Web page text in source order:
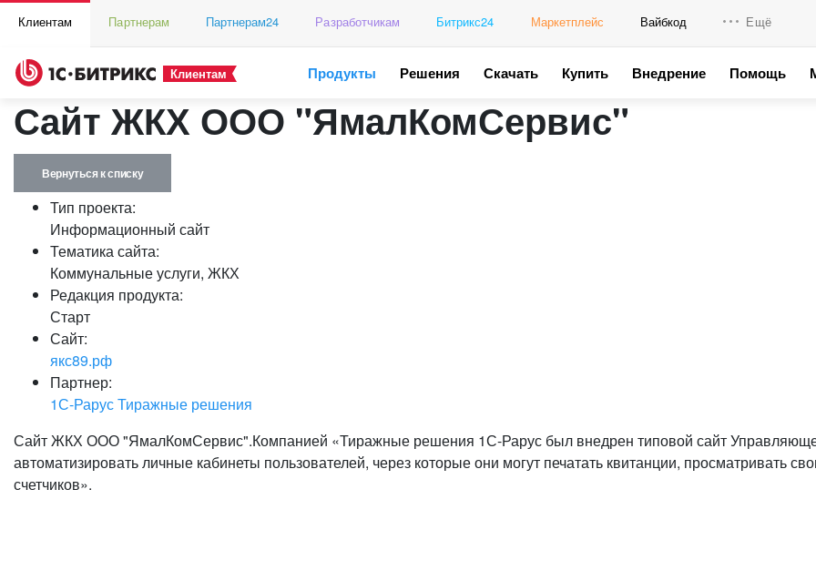
Клиентам Партнерам Партнерам24 Разработчикам Битрикс24 Маркетплейс Вайбкод Ещё
Клиентам Продукты Решения Скачать Купить Внедрение Помощь
Сайт ЖКХ ООО "ЯмалКомСервис"
Вернуться к списку
Тип проекта:
Информационный сайт
Тематика сайта:
Коммунальные услуги, ЖКХ
Редакция продукта:
Старт
Сайт:
якс89.рф
Партнер:
1С-Рарус Тиражные решения
Сайт ЖКХ ООО "ЯмалКомСервис".Компанией «Тиражные решения 1С-Рарус был внедрен типовой сайт
автоматизировать личные кабинеты пользователей, через которые они могут печатать квитанции, просматривать
счетчиков».